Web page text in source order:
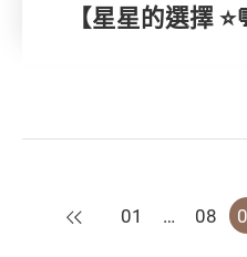
【星星的選擇
上一頁
01 … 08